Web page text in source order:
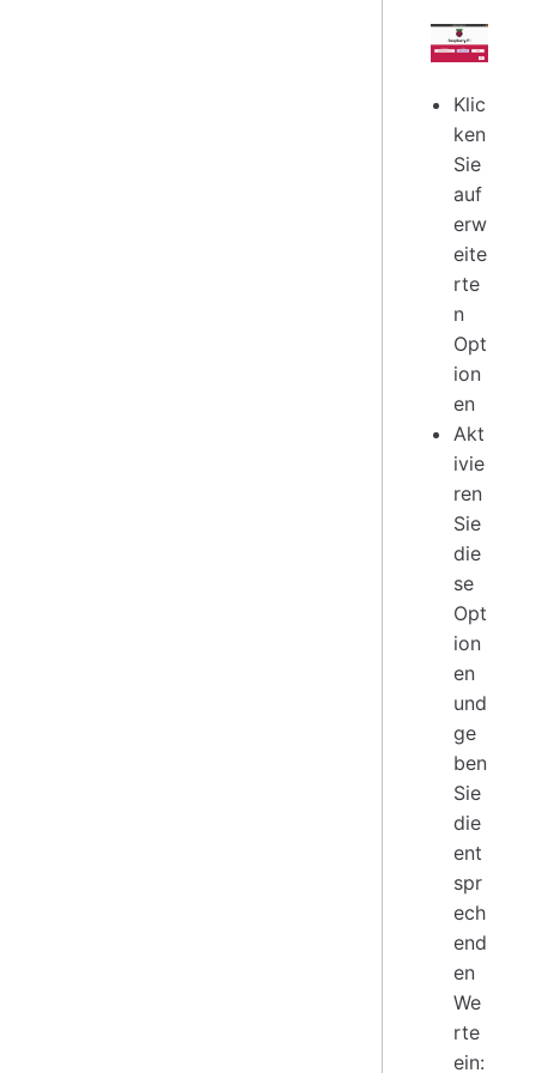
Klic
ken
Sie
auf
erw
eite
rte
n
Opt
ion
en
Akt
ivie
ren
Sie
die
se
Opt
ion
en
und
ge
ben
Sie
die
ent
spr
ech
end
en
We
rte
ein: